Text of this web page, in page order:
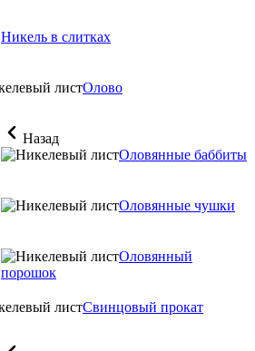
Никель в слитках
Олово
Назад
Оловянные баббиты
Оловянные чушки
Оловянный
порошок
Свинцовый прокат